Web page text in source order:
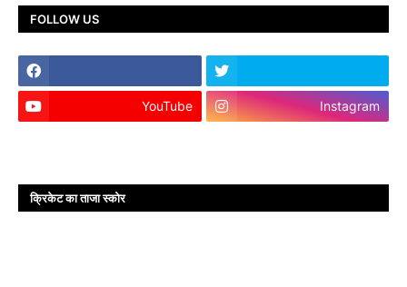
FOLLOW US
YouTube Instagram
क्रिकेट का ताजा स्कोर